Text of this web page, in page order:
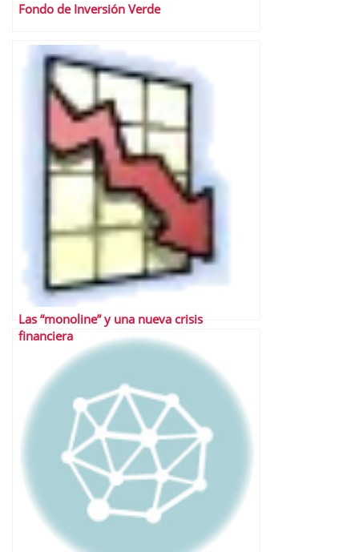
Fondo de Inversión Verde
Las “monoline” y una nueva crisis
financiera